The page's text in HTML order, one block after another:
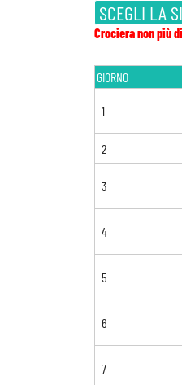
SCEGLI LA
Crociera non più
GIORNO
1
2
3
4
5
6
7